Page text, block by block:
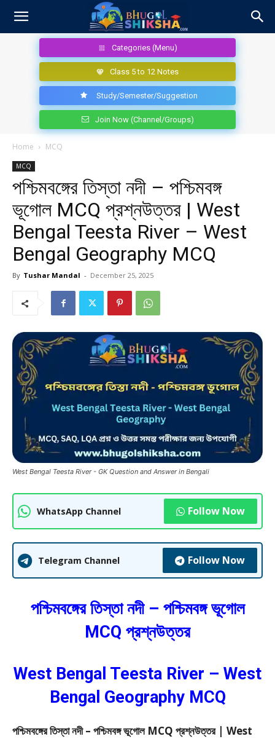
Categories (Menu)
Class 5 to 12 Notes
Study/Semester/Suggestion
Join Now (Channel/Groups)
Home MCQ
MCQ
পশ্চিমবঙ্গের তিস্তা নদী – পশ্চিমবঙ্গ
ভূগোল MCQ প্রশ্নউত্তর | West
Bengal Teesta River – West
Bengal Geography MCQ
By Tushar Mandal - December 25, 2025
West Bengal Teesta River - GK Question and Answer in Bengali
WhatsApp Channel Follow Now
Telegram Channel Follow Now
পশ্চিমবঙ্গের তিস্তা নদী – পশ্চিমবঙ্গ ভূগোল
MCQ প্রশ্নউত্তর
West Bengal Teesta River – West
Bengal Geography MCQ
পশ্চিমবঙ্গের তিস্তা নদী – পশ্চিমবঙ্গ ভূগোল MCQ প্রশ্নউত্তর | West